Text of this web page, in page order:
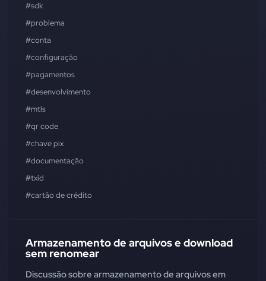
#sdk
#problema
#conta
#configuração
#pagamentos
#desenvolvimento
#mtls
#qr code
#chave pix
#documentação
#txid
#cartão de crédito
Armazenamento de arquivos e download
sem renomear
Discussão sobre armazenamento de arquivos em